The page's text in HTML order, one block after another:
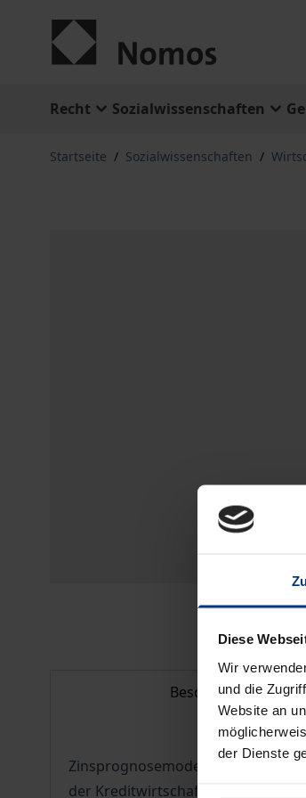
Diese
Wir
und die
Website an
der Dienste
Recht Sozialwissenschaften
Startseite / Sozialwissenschaften /
Beschreibung
Zinsprognosemodelle sind mehr
der Kreditwirtschaft aber